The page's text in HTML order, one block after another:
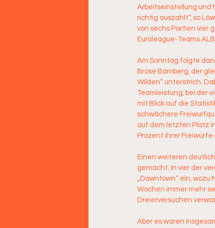
Arbeitseinstellung und
richtig auszahlt“, so
von sechs Partien vier
Euroleague-Teams
Am Sonntag folgte
Brose Bamberg, der
Wilden“ unterstrich.
Teamleistung, bei der
mit Blick auf die
schwächere
auf dem letzten Platz
Prozent ihrer
Einen weiteren
gemacht. In vier der
„Downtown“ ein,
Wochen immer mehr
Dreierversuchen
Aber es waren